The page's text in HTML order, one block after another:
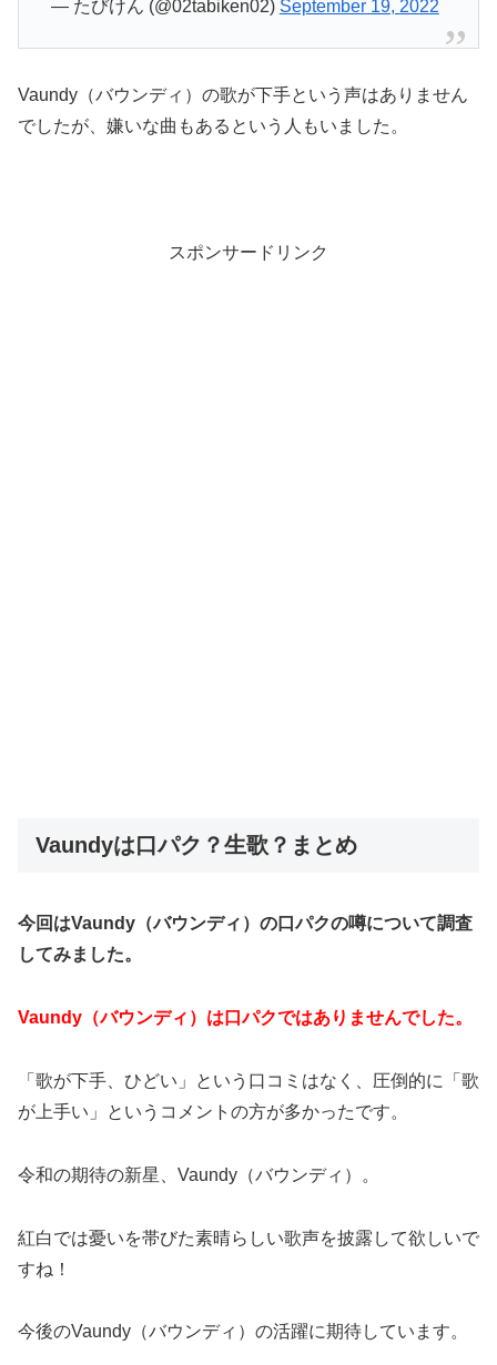
— たびけん (@02tabiken02) September 19, 2022
Vaundy（バウンディ）の歌が下手という声はありません
でしたが、嫌いな曲もあるという人もいました。
スポンサードリンク
Vaundyは口パク？生歌？まとめ
今回はVaundy（バウンディ）の口パクの噂について調査
してみました。
Vaundy（バウンディ）は口パクではありませんでした。
「歌が下手、ひどい」という口コミはなく、圧倒的に「歌
が上手い」というコメントの方が多かったです。
令和の期待の新星、Vaundy（バウンディ）。
紅白では憂いを帯びた素晴らしい歌声を披露して欲しいで
すね！
今後のVaundy（バウンディ）の活躍に期待しています。